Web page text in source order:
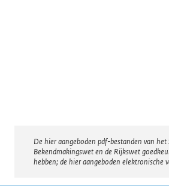
Disclaimer
De hier aangeboden pdf-bestanden van
Bekendmakingswet en de Rijkswet
hebben; de hier aangeboden elektronische